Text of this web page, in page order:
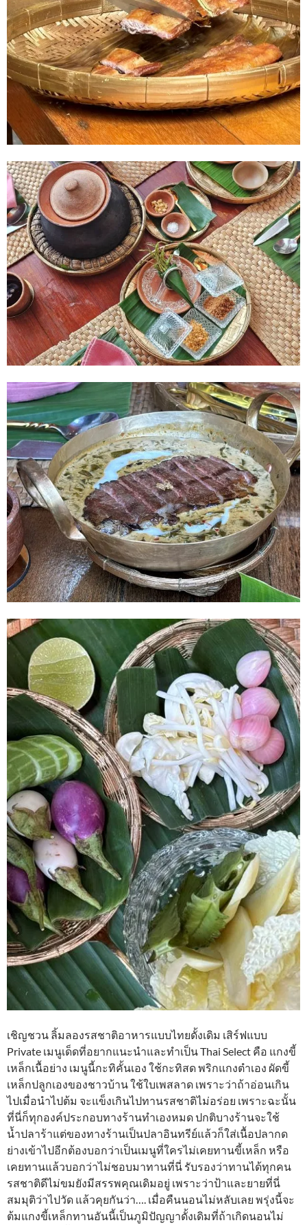
เชิญชวน ลิ้มลองรสชาติอาหารแบบไทยดั้งเดิม เสิร์ฟแบบ
Private เมนูเด็ดที่อยากแนะนำและทำเป็น Thai Select คือ แกงขี้
เหล็กเนื้อย่าง เมนูนี้กะทิคั้นเอง ใช้กะทิสด พริกแกงตำเอง ผัดขี้
เหล็กปลูกเองของชาวบ้าน ใช้ใบเพสลาด เพราะว่าถ้าอ่อนเกิน
ไปเมื่อนำไปต้ม จะแข็งเกินไปทานรสชาติไม่อร่อย เพราะฉะนั้น
ที่นี่ก็ทุกองค์ประกอบทางร้านทำเองหมด ปกติบางร้านจะใช้
น้ำปลาร้าแต่ของทางร้านเป็นปลาอินทรีย์แล้วก็ใส่เนื้อปลากด
ย่างเข้าไปอีกต้องบอกว่าเป็นเมนูที่ใครไม่เคยทานขี้เหล็ก หรือ
เคยทานแล้วบอกว่าไม่ชอบมาทานที่นี่ รับรองว่าทานได้ทุกคน
รสชาติดีไม่ขมยังมีสรรพคุณเดิมอยู่ เพราะว่าป้าและยายที่นี่
สมมุติว่าไปวัด แล้วคุยกันว่า…. เมื่อคืนนอนไม่หลับเลย พรุ่งนี้จะ
ต้มแกงขี้เหล็กทานอันนี้เป็นภูมิปัญญาดั้งเดิมที่ถ้าเกิดนอนไม่